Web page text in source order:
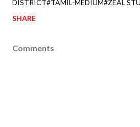
DISTRICT#TAMIL-MEDIUM#ZEAL
SHARE
Comments